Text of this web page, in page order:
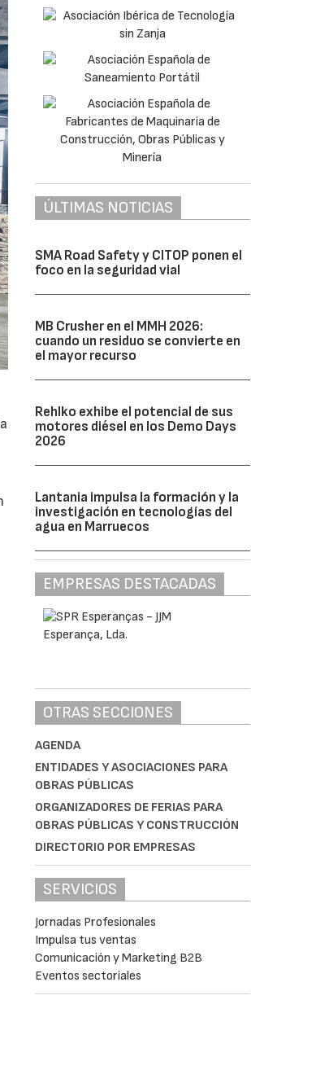
ÚLTIMAS NOTICIAS
SMA Road Safety y CITOP ponen el
foco en la seguridad vial
MB Crusher en el MMH 2026:
cuando un residuo se convierte en
el mayor recurso
Rehlko exhibe el potencial de sus
motores diésel en los Demo Days
2026
Lantania impulsa la formación y la
investigación en tecnologías del
agua en Marruecos
EMPRESAS DESTACADAS
OTRAS SECCIONES
AGENDA
ENTIDADES Y ASOCIACIONES PARA
OBRAS PÚBLICAS
ORGANIZADORES DE FERIAS PARA
OBRAS PÚBLICAS Y CONSTRUCCIÓN
DIRECTORIO POR EMPRESAS
SERVICIOS
Jornadas Profesionales
Impulsa tus ventas
Comunicación y Marketing B2B
Eventos sectoriales